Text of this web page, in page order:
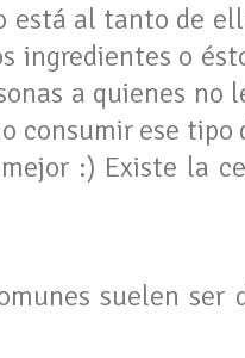
está al tanto de
ingredientes o
a quienes no
consumir ese
:) Existe la
suelen